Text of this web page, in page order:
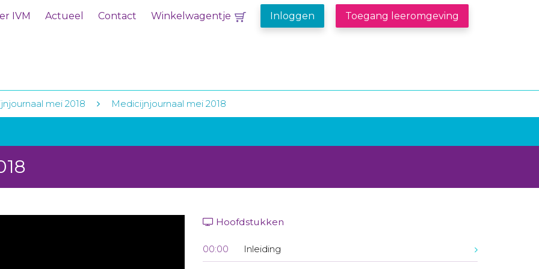
IVM Actueel Contact Winkelwagentje Inloggen Toegang leeromgeving
mei 2018 Medicijnjournaal mei 2018
Hoofdstukken
00:00 Inleiding